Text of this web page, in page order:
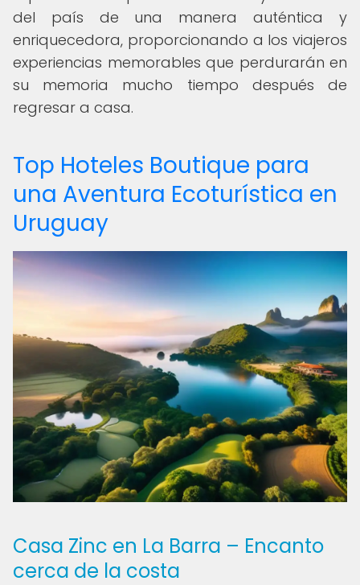
del país de una manera auténtica y
enriquecedora, proporcionando a los viajeros
experiencias memorables que perdurarán en
su memoria mucho tiempo después de
regresar a casa.
Top Hoteles Boutique para
una Aventura Ecoturística en
Uruguay
Casa Zinc en La Barra – Encanto
cerca de la costa